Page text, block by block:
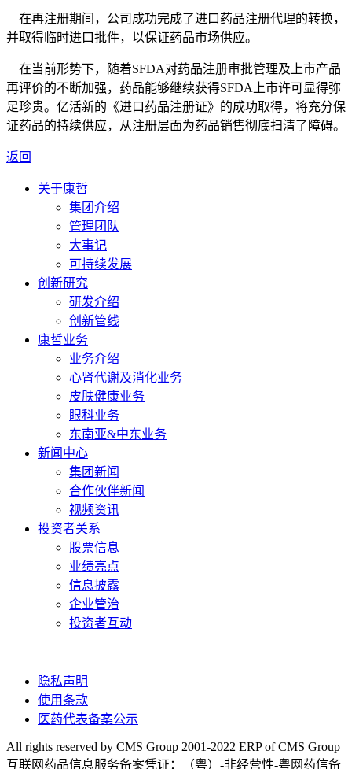
在再注册期间，公司成功完成了进口药品注册代理的转换，
并取得临时进口批件，以保证药品市场供应。
在当前形势下，随着SFDA对药品注册审批管理及上市产品
再评价的不断加强，药品能够继续获得SFDA上市许可显得弥
足珍贵。亿活新的《进口药品注册证》的成功取得，将充分保
证药品的持续供应，从注册层面为药品销售彻底扫清了障碍。
返回
关于康哲
集团介绍
管理团队
大事记
可持续发展
创新研究
研发介绍
创新管线
康哲业务
业务介绍
心肾代谢及消化业务
皮肤健康业务
眼科业务
东南亚&中东业务
新闻中心
集团新闻
合作伙伴新闻
视频资讯
投资者关系
股票信息
业绩亮点
信息披露
企业管治
投资者互动
隐私声明
使用条款
医药代表备案公示
All rights reserved by CMS Group 2001-2022 ERP of CMS Group
互联网药品信息服务备案凭证：（粤）-非经营性-粤网药信备